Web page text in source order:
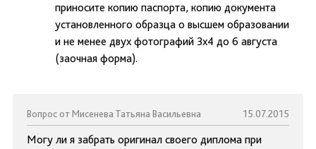
приносите копию паспорта, копию документа
установленного образца о высшем образовании
и не менее двух фотографий 3х4 до 6 августа
(заочная форма).
Вопрос от Мисенева Татьяна Васильевна 15.07.2015
Могу ли я забрать оригинал своего диплома при